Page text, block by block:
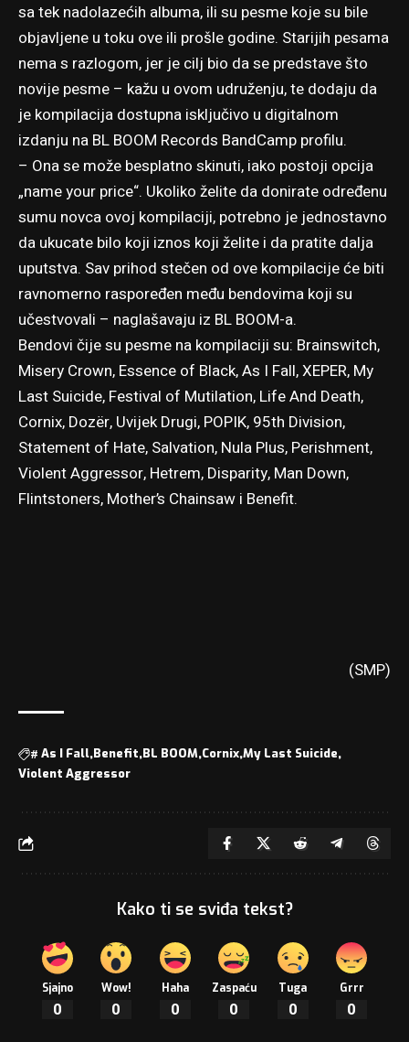
sa tek nadolazećih albuma, ili su pesme koje su bile
objavljene u toku ove ili prošle godine. Starijih pesama
nema s razlogom, jer je cilj bio da se predstave što
novije pesme – kažu u ovom udruženju, te dodaju da
je kompilacija dostupna isključivo u digitalnom
izdanju na BL BOOM Records BandCamp profilu.
– Ona se može besplatno skinuti, iako postoji opcija
„name your price“. Ukoliko želite da donirate određenu
sumu novca ovoj kompilaciji, potrebno je jednostavno
da ukucate bilo koji iznos koji želite i da pratite dalja
uputstva. Sav prihod stečen od ove kompilacije će biti
ravnomerno raspoređen među bendovima koji su
učestvovali – naglašavaju iz BL BOOM-a.
Bendovi čije su pesme na kompilaciji su: Brainswitch,
Misery Crown, Essence of Black, As I Fall, XEPER, My
Last Suicide, Festival of Mutilation, Life And Death,
Cornix, Dozër, Uvijek Drugi, POPIK, 95th Division,
Statement of Hate, Salvation, Nula Plus, Perishment,
Violent Aggressor, Hetrem, Disparity, Man Down,
Flintstoners, Mother’s Chainsaw i Benefit.
(SMP)
# As I Fall Benefit BL BOOM Cornix My Last Suicide
Violent Aggressor
Kako ti se sviđa tekst?
Sjajno
0
Wow!
0
Haha
0
Zaspaću
0
Tuga
0
Grrr
0